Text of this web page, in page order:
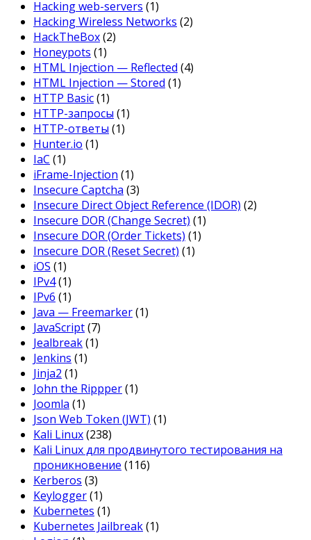
Hacking web-servers (1)
Hacking Wireless Networks (2)
HackTheBox(2)
Honeypots (1)
HTML Injection — Reflected (4)
HTML Injection — Stored (1)
HTTP Basic(1)
HTTP-запросы (1)
HTTP-ответы (1)
Hunter.io (1)
IaC (1)
iFrame-Injection (1)
Insecure Captcha (3)
Insecure Direct Object Reference (IDOR) (2)
Insecure DOR (Change Secret) (1)
Insecure DOR (Order Tickets) (1)
Insecure DOR (Reset Secret) (1)
iOS (1)
IPv4(1)
IPv6 (1)
Java — Freemarker(1)
JavaScript(7)
Jealbreak(1)
Jenkins (1)
Jinja2 (1)
John the Rippper(1)
Joomla (1)
Json Web Token (JWT) (1)
Kali Linux(238)
Kali Linux для продвинутого тестирования на
проникновение (116)
Kerberos (3)
Keylogger(1)
Kubernetes (1)
Kubernetes Jailbreak(1)